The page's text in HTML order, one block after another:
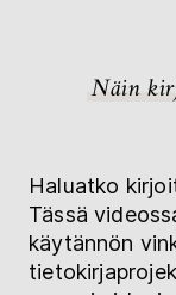
Näin
Haluatko
Tässä
käytännön